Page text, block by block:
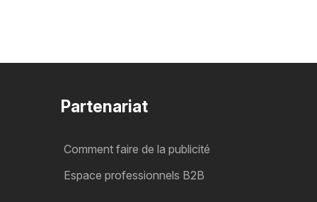
Partenariat
Comment faire de la publicité
Espace professionnels B2B